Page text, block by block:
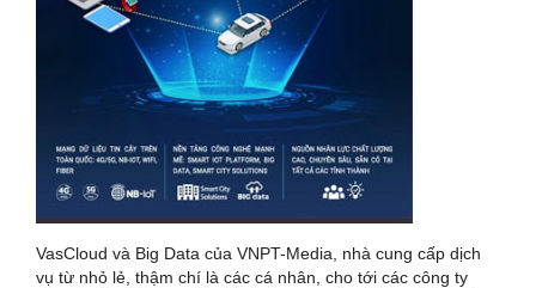
VasCloud và Big Data của VNPT-Media, nhà cung cấp dịch
vụ từ nhỏ lẻ, thậm chí là các cá nhân, cho tới các công ty